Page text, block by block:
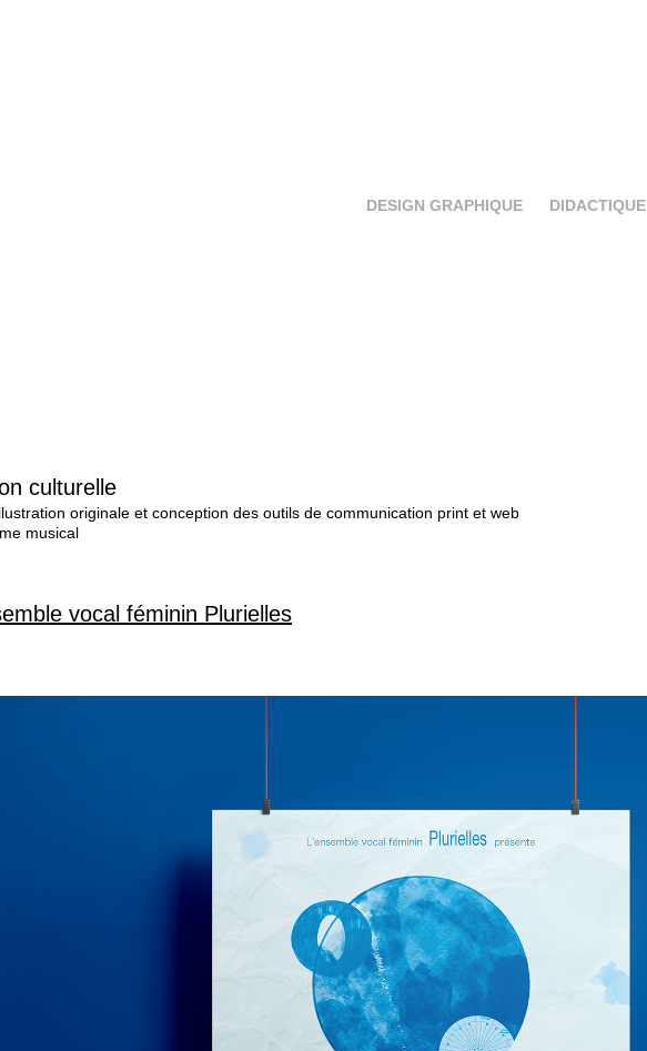
DESIGN GRAPHIQUE DIDACTIQUE
culturelle
originale et conception des outils de communication print et web
musical
vocal féminin Plurielles